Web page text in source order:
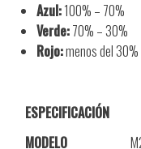
Azul:100% – 70%
Verde:70% – 30%
Rojo:menos del 30%
ESPECIFICACIÓN
MODELO